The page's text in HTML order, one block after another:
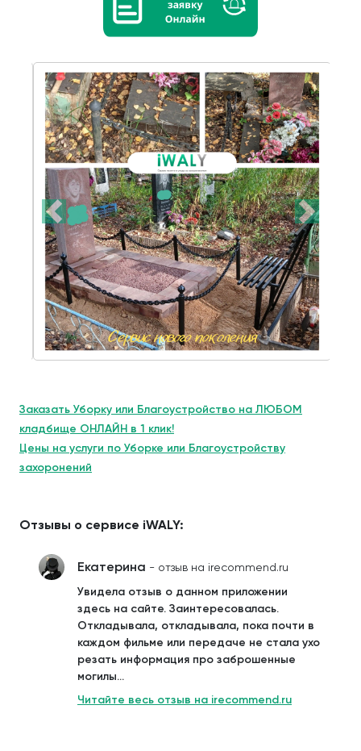
Заказать Уборку или Благоустройство на ЛЮБОМ
кладбище ОНЛАЙН в 1 клик!
Цены на услуги по Уборке или Благоустройству
захоронений
Отзывы о сервисе iWALY:
Екатерина - отзыв на irecommend.ru
Увидела отзыв о данном приложении
здесь на сайте. Заинтересовалась.
Откладывала, откладывала, пока почти в
каждом фильме или передаче не стала ухо
резать информация про заброшенные
могилы...
Читайте весь отзыв на irecommend.ru